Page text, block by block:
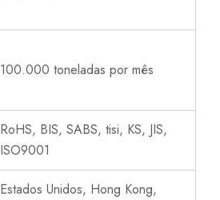
100.000 toneladas por mês
RoHS, BIS, SABS, tisi, KS, JIS,
ISO9001
Estados Unidos, Hong Kong,